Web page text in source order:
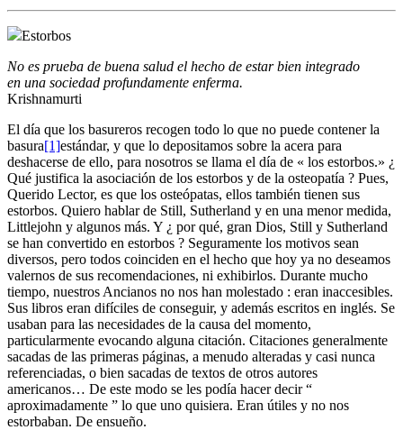
Estorbos
No es prueba de buena salud el hecho de estar bien integrado
en una sociedad profundamente enferma.
Krishnamurti
El día que los basureros recogen todo lo que no puede contener la
basura[1]estándar, y que lo depositamos sobre la acera para
deshacerse de ello, para nosotros se llama el día de « los estorbos.» ¿
Qué justifica la asociación de los estorbos y de la osteopatía ? Pues,
Querido Lector, es que los osteópatas, ellos también tienen sus
estorbos. Quiero hablar de Still, Sutherland y en una menor medida,
Littlejohn y algunos más. Y ¿ por qué, gran Dios, Still y Sutherland
se han convertido en estorbos ? Seguramente los motivos sean
diversos, pero todos coinciden en el hecho que hoy ya no deseamos
valernos de sus recomendaciones, ni exhibirlos. Durante mucho
tiempo, nuestros Ancianos no nos han molestado : eran inaccesibles.
Sus libros eran difíciles de conseguir, y además escritos en inglés. Se
usaban para las necesidades de la causa del momento,
particularmente evocando alguna citación. Citaciones generalmente
sacadas de las primeras páginas, a menudo alteradas y casi nunca
referenciadas, o bien sacadas de textos de otros autores
americanos… De este modo se les podía hacer decir “
aproximadamente ” lo que uno quisiera. Eran útiles y no nos
estorbaban. De ensueño.